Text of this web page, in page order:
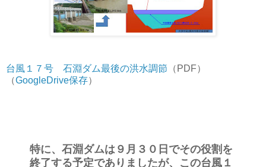
台風１７号 石淵ダム最後の洪水調節 （PDF）
（GoogleDrive保存）
特に、石淵ダムは９月３０日でその役割を
終了する予定でありましたが、この台風１